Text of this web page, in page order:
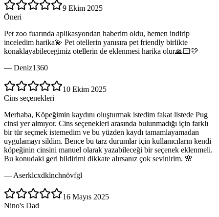
9 Ekim 2025
Öneri
Pet zoo fuarında aplikasyondan haberim oldu, hemen indirip
inceledim harika💫 Pet otellerin yanısıra pet friendly birlikte
konaklayabilecegimiz otellerin de eklenmesi harika olur🙏🏻🩷
— Deniz1360
10 Ekim 2025
Cins seçenekleri
Merhaba, Köpeğimin kaydını oluşturmak istedim fakat listede Pug
cinsi yer almıyor. Cins seçenekleri arasında bulunmadığı için farklı
bir tür seçmek istemedim ve bu yüzden kaydı tamamlayamadan
uygulamayı sildim. Bence bu tarz durumlar için kullanıcıların kendi
köpeğinin cinsini manuel olarak yazabileceği bir seçenek eklenmeli.
Bu konudaki geri bildirimi dikkate alırsanız çok sevinirim. 🌸
— Aserklcxdklnchnövfgl
16 Mayıs 2025
Nino's Dad